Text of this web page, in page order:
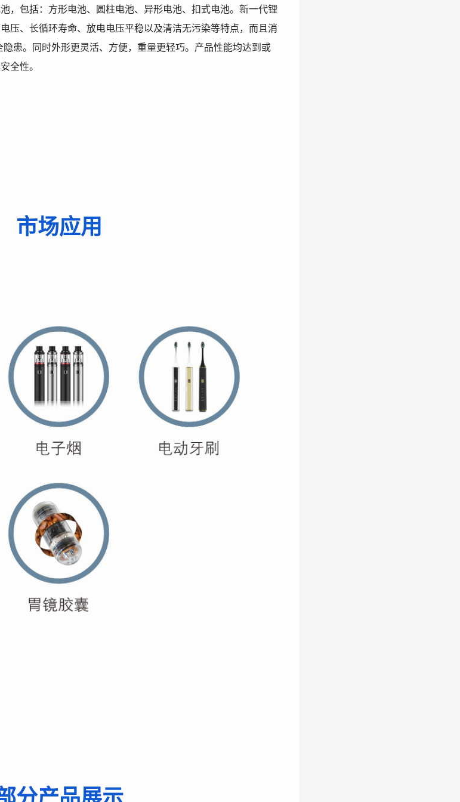
，包括：方形电池、圆柱电池、异形电池、扣式电池。新一代锂
压、长循环寿命、放电电压平稳以及清洁无污染等特点，而且消
患。同时外形更灵活、方便，重量更轻巧。产品性能均达到或
全性。
市场应用